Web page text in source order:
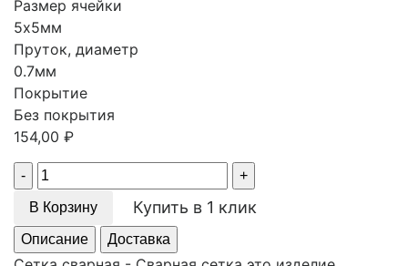
Размер ячейки
5х5мм
Пруток, диаметр
0.7мм
Покрытие
Без покрытия
154,00 ₽
Quantity
В Корзину Купить в 1 клик
Описание Доставка